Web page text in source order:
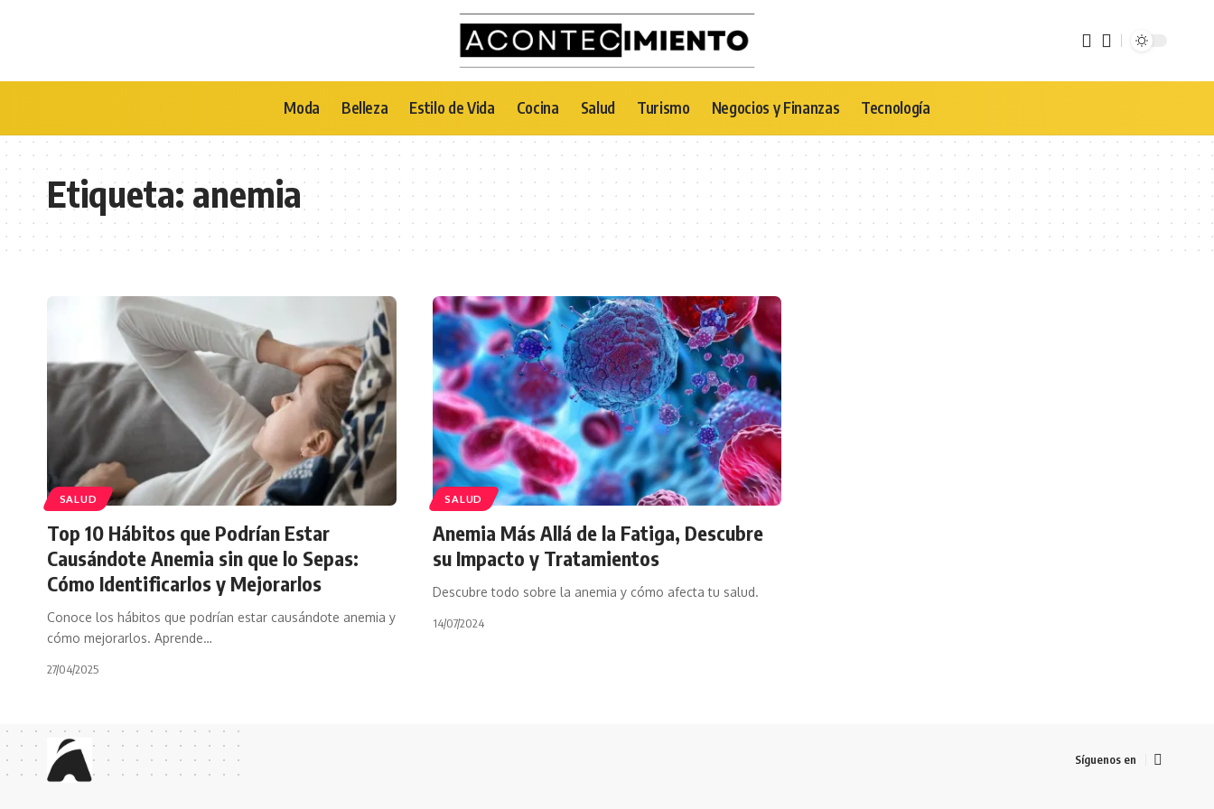
Moda Belleza Estilo de Vida Cocina Salud Turismo Negocios y Finanzas Tecnología
Etiqueta: anemia
SALUD
Top 10 Hábitos que Podrían Estar
Causándote Anemia sin que lo Sepas:
Cómo Identificarlos y Mejorarlos
Conoce los hábitos que podrían estar causándote anemia y
cómo mejorarlos. Aprende…
27/04/2025
SALUD
Anemia Más Allá de la Fatiga, Descubre
su Impacto y Tratamientos
Descubre todo sobre la anemia y cómo afecta tu salud.
14/07/2024
Síguenos en